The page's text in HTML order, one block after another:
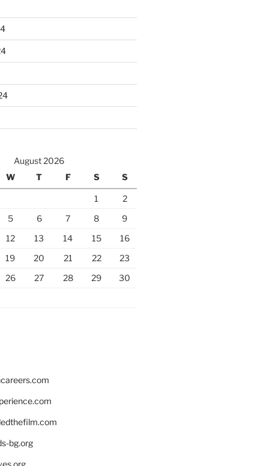
August 2026
W T F S S
1
2
5 6 7 8
9
12 13 14 15
16
19 20 21 22
23
26 27 28 29
30
bg.org